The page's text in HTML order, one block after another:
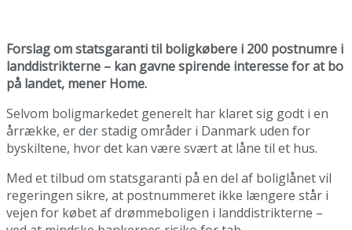
Forslag om statsgaranti til boligkøbere i 200 postnumre i
landdistrikterne – kan gavne spirende interesse for at bo
på landet, mener Home.
Selvom boligmarkedet generelt har klaret sig godt i en
årrække, er der stadig områder i Danmark uden for
byskiltene, hvor det kan være svært at låne til et hus.
Med et tilbud om statsgaranti på en del af boliglånet vil
regeringen sikre, at postnummeret ikke længere står i
vejen for købet af drømmeboligen i landdistrikterne –